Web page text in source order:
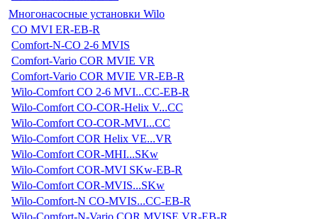
Многонасосные установки Wilo
CO MVI ER-EB-R
Comfort-N-CO 2-6 MVIS
Comfort-Vario COR MVIE VR
Comfort-Vario COR MVIE VR-EB-R
Wilo-Comfort CO 2-6 MVI...CC-EB-R
Wilo-Comfort CO-COR-Helix V...CC
Wilo-Comfort CO-COR-MVI...CC
Wilo-Comfort COR Helix VE...VR
Wilo-Comfort COR-MHI...SKw
Wilo-Comfort COR-MVI SKw-EB-R
Wilo-Comfort COR-MVIS...SKw
Wilo-Comfort-N CO-MVIS...CC-EB-R
Wilo-Comfort-N-Vario COR MVISE VR-EB-R